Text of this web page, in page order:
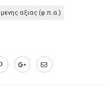
αξιας (φ.π.α.)